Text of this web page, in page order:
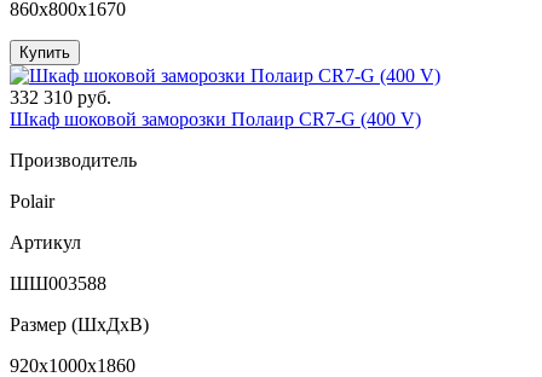
860x800x1670
Купить
332 310 руб.
Шкаф шоковой заморозки Полаир CR7-G (400 V)
Производитель
Polair
Артикул
ШШ003588
Размер (ШxДхВ)
920x1000x1860